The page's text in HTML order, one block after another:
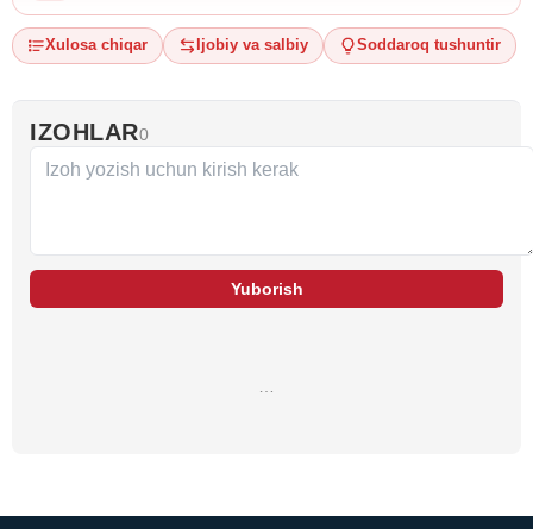
Xulosa chiqar Ijobiy va salbiy Soddaroq tushuntir
IZOHLAR0
Yuborish